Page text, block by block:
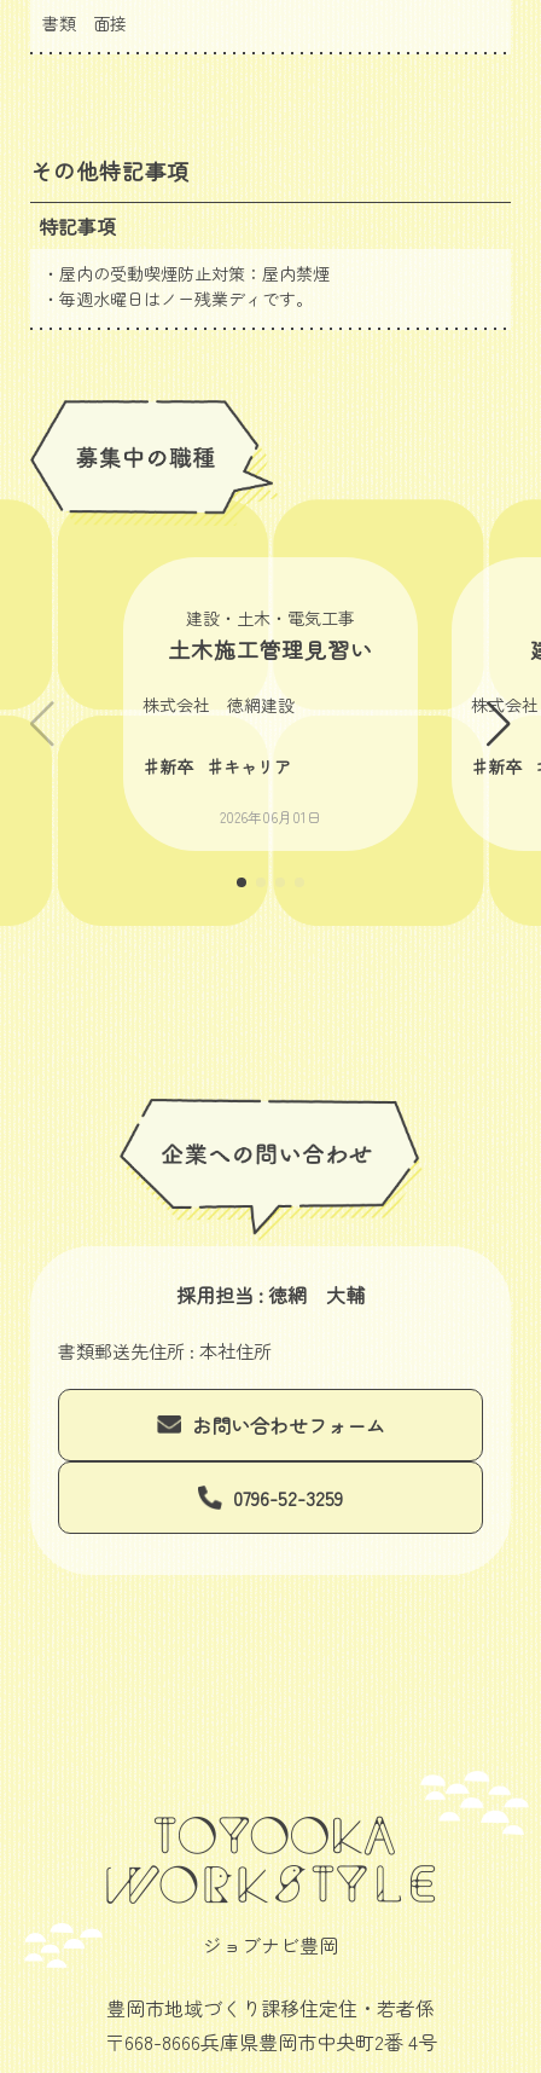
書類 面接
その他特記事項
特記事項
・屋内の受動喫煙防止対策：屋内禁煙
・毎週水曜日はノー残業ディです。
建設・土木・電気工事
土木施工管理見習い
株式会社 徳網建設
♯新卒 ♯キャリア
2026年06月01日
株式会
♯新卒
採用担当 : 徳網 大輔
書類郵送先住所 : 本社住所
お問い合わせフォーム
0796-52-3259
ジョブナビ豊岡
豊岡市地域づくり課移住定住・若者係
〒668-8666兵庫県豊岡市中央町2番 4号